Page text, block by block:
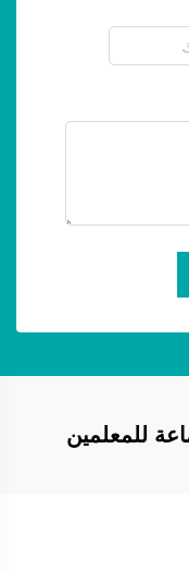
للمعلمين